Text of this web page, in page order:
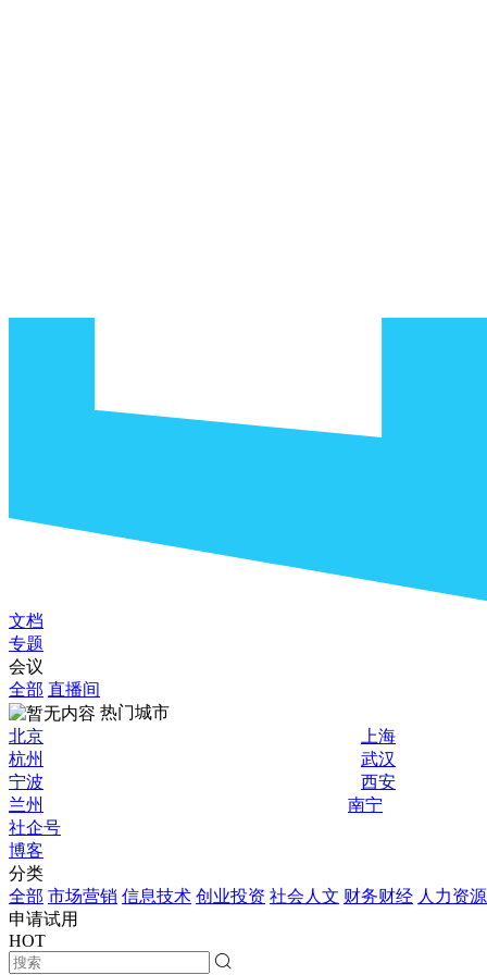
文档
专题
会议
全部 直播间
热门城市
北京
上海
杭州
武汉
宁波
西安
兰州
南宁
社企号
博客
分类
全部 市场营销 信息技术 创业投资 社会人文 财务财经 人力资源
申请试用
HOT